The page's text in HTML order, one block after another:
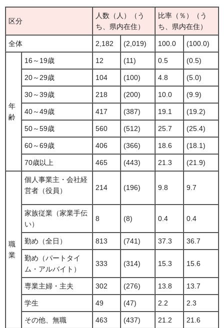
区分
人数（人）（う
ち、県内在住）
比率（％）（う
ち、県内在住）
全体 2,182 (2,019) 100.0 (100.0)
年
齢
16～19歳 12 (11) 0.5 (0.5)
20～29歳 104 (100) 4.8 (5.0)
30～39歳 218 (200) 10.0 (9.9)
40～49歳 417 (387) 19.1 (19.2)
50～59歳 560 (512) 25.7 (25.4)
60～69歳 406 (366) 18.6 (18.1)
70歳以上 465 (443) 21.3 (21.9)
職
業
個人事業主・会社経
営者（役員）
214 (196) 9.8 9.7
家族従業（家業手伝
い）
8 (8) 0.4 0.4
勤め（全日） 813 (741) 37.3 36.7
勤め（パートタイ
ム・アルバイト）
333 (314) 15.3 15.6
専業主婦・主夫 302 (276) 13.8 13.7
学生 49 (47) 2.2 2.3
その他、無職 463 (437) 21.2 21.6